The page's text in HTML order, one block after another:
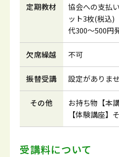
定期教材
協会への支払
ット3枚(税込
代300～500円
欠席繰越 不可
振替受講 設定がありま
その他
お持ち物【本
【体験講座】
受講料について